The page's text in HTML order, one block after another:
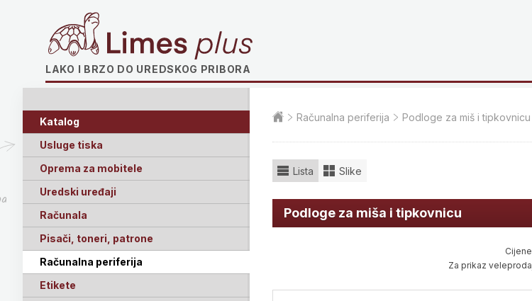
LAKO I BRZO DO UREDSKOG PRIBORA
Katalog
Usluge tiska
Oprema za mobitele
Uredski uređaji
Računala
Pisači, toneri, patrone
Računalna periferija
Etikete
Računalna periferija Podloge za miš i tipkovnicu
Lista Slike
Podloge za miša i tipkovnicu
Za prikaz